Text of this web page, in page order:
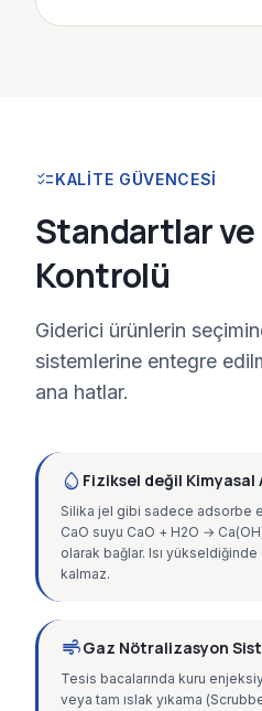
checklistKALITE GÜVENCESI
Standartlar ve
Kontrolü
Giderici ürünlerin
sistemlerine entegre
ana hatlar.
water_drop Fiziksel değil Kimyasal
Silika jel gibi sadece adsorbe
CaO suyu CaO + H2O →
olarak bağlar. Isı yükseldiğinde
kalmaz.
airGaz Nötralizasyon
Tesis bacalarında kuru
veya tam ıslak yıkama